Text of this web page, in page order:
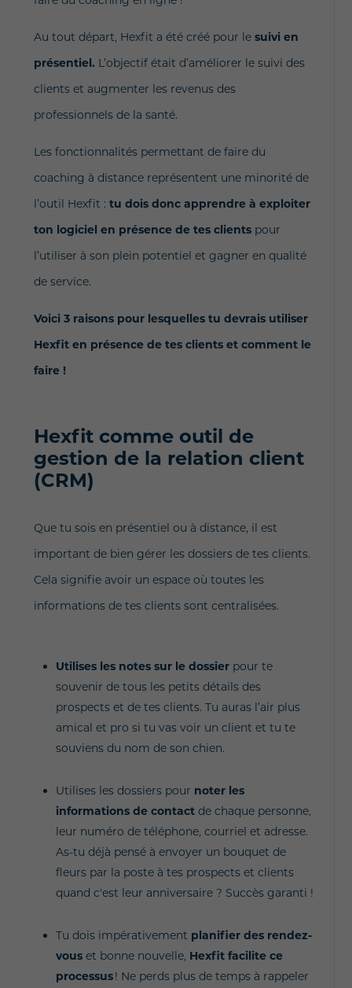
Au tout départ, Hexfit a été créé pour le suivi en
présentiel. L’objectif était d’améliorer le suivi des
clients et augmenter les revenus des
professionnels de la santé.
Les fonctionnalités permettant de faire du
coaching à distance représentent une minorité de
l’outil Hexfit : tu dois donc apprendre à exploiter
ton logiciel en présence de tes clientspour
l’utiliser à son plein potentiel et gagner en qualité
de service.
Voici 3 raisons pour lesquelles tu devrais utiliser
Hexfit en présence de tes clients et comment le
faire !
Hexfit comme outil de
gestion de la relation client
(CRM)
Que tu sois en présentiel ou à distance, il est
important de bien gérer les dossiers de tes clients.
Cela signifie avoir un espace où toutes les
informations de tes clients sont centralisées.
Utilises les notes sur le dossierpour te
souvenir de tous les petits détails des
prospects et de tes clients. Tu auras l’air plus
amical et pro si tu vas voir un client et tu te
souviens du nom de son chien.
Utilises les dossiers pour noter les
informations de contactde chaque personne,
leur numéro de téléphone, courriel et adresse.
As-tu déjà pensé à envoyer un bouquet de
fleurs par la poste à tes prospects et clients
quand c'est leur anniversaire ? Succès garanti !
Tu dois impérativement planifier des rendez-
vouset bonne nouvelle, Hexfit facilite ce
processus! Ne perds plus de temps à rappeler